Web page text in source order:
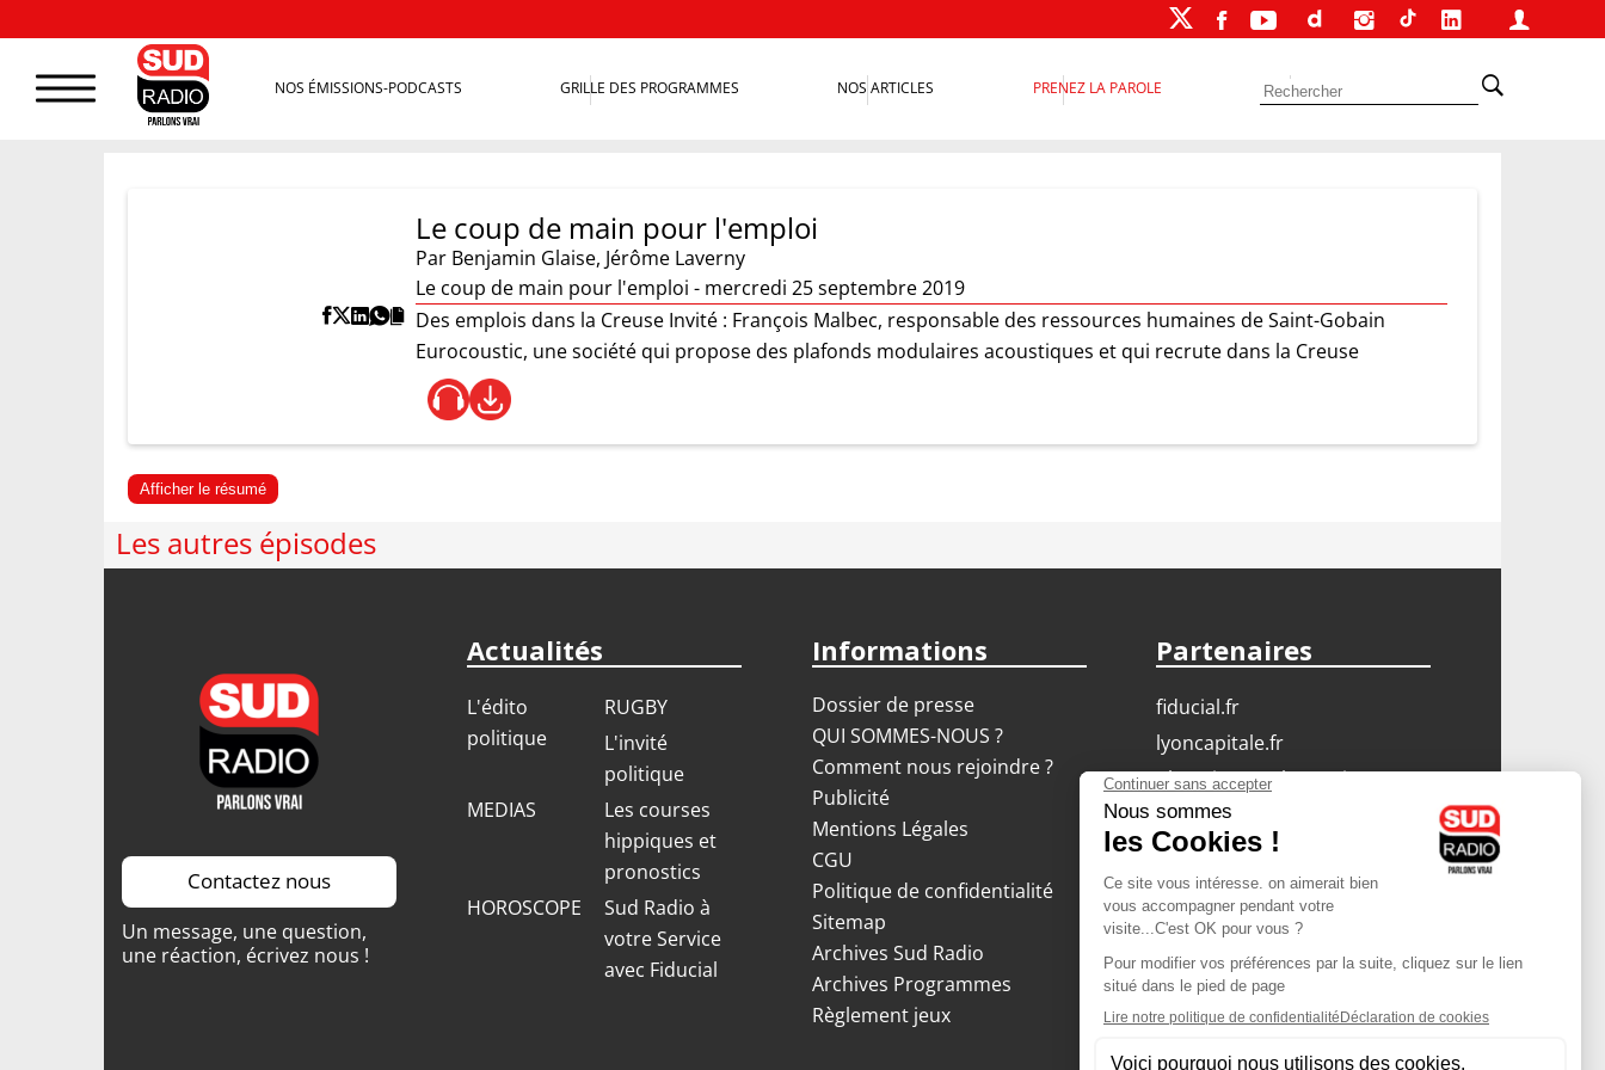
NOS ÉMISSIONS-PODCASTS GRILLE DES PROGRAMMES NOS ARTICLES PRENEZ LA PAROLE
Le coup de main pour l'emploi
Par Benjamin Glaise, Jérôme Laverny
Le coup de main pour l'emploi - mercredi 25 septembre 2019
Des emplois dans la Creuse Invité : François Malbec, responsable des ressources humaines de Saint-Gobain
Eurocoustic, une société qui propose des plafonds modulaires acoustiques et qui recrute dans la Creuse
Afficher le résumé
Les autres épisodes
Contactez nous
Un message, une question,
une réaction, écrivez nous !
Actualités
L'édito
politique
RUGBY
L'invité
politique
MEDIAS
Les courses
hippiques et
pronostics
HOROSCOPE
Sud Radio à
votre Service
avec Fiducial
Informations
Dossier de presse
QUI SOMMES-NOUS ?
Comment nous rejoindre ?
Publicité
Mentions Légales
CGU
Politique de confidentialité
Sitemap
Archives Sud Radio
Archives Programmes
Règlement jeux
Partenaires
fiducial.fr
lyoncapitale.fr
olympique-et-lyonnais.com
L'application Iphone
/ Android
Téléchargez l'application
Les cookies